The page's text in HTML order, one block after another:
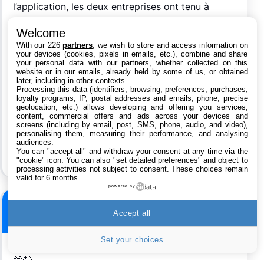
l’application, les deux entreprises ont tenu à
mesures allant dans le sens de la vie privée.
Apple et Google ont indiqué que des relevés de
votre localisation seraient effectués toutes les 5
minutes et le temps d’exposition maximum sera
limité à 30 minutes. Les données de localisation
ne seront pas enregistrées
Welcome
With our 226partners , we wish to store and access information on
your devices (cookies, pixels in emails, etc.), combine and share
your personal data with our partners, whether collected on this
website or in our emails, already held by some of us, or obtained
later, including in other contexts.
Processing this data (identifiers, browsing, preferences, purchases,
loyalty programs, IP, postal addresses and emails, phone, precise
geolocation, etc.) allows developing and offering you services,
content, commercial offers and ads across your devices and
screens (including by email, post, SMS, phone, audio, and video),
personalising them, measuring their performance, and analysing
audiences.
You can "accept all" and withdraw your consent at any time via the
"cookie" icon. You can also "set detailed preferences" and object to
processing activities not subject to consent. These choices remain
valid for 6 months.
powered by
Set your choices
Accept all